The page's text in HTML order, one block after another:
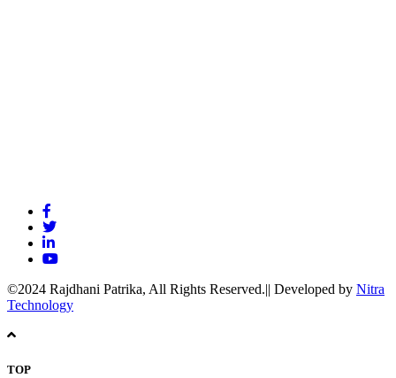
©2024 Rajdhani Patrika, All Rights Reserved.|| Developed by Nitra
Technology
TOP